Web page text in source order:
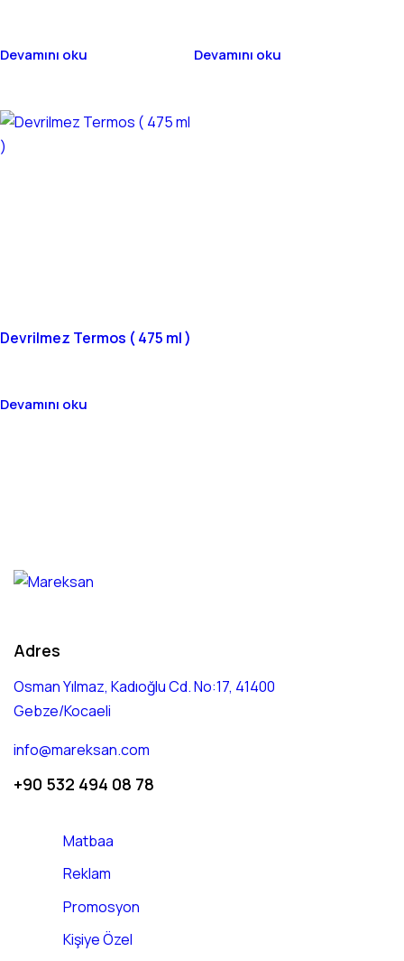
Devamını oku Devamını oku
Devrilmez Termos ( 475 ml )
Devamını oku
Adres
Osman Yılmaz, Kadıoğlu Cd. No:17, 41400
Gebze/Kocaeli
info@mareksan.com
+90 532 494 08 78
Matbaa
Reklam
Promosyon
Kişiye Özel